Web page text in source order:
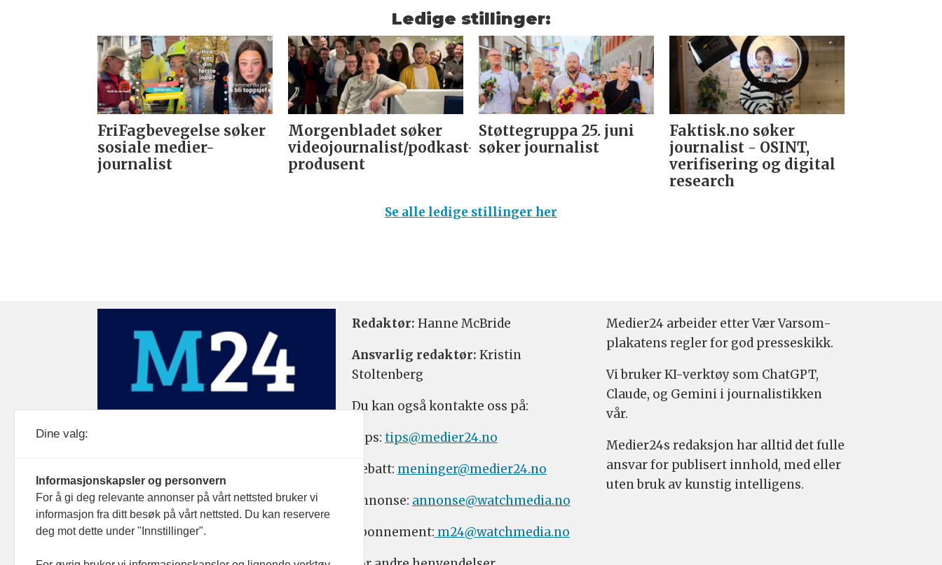
Ledige stillinger:
FriFagbevegelse søker
sosiale medier-
journalist
Morgenbladet søker
videojournalist/podkast-
produsent
Støttegruppa 25. juni
søker journalist
Faktisk.no søker
journalist - OSINT,
verifisering og digital
research­
Se alle ledige stillinger her
Redaktør: Hanne McBride
Ansvarlig redaktør: Kristin
Stoltenberg
Du kan også kontakte oss på:
Tips: tips@medier24.no
Debatt: meninger@medier24.no
Annonse: annonse@watchmedia.no
Abonnement: m24@watchmedia.no
Medier24 arbeider etter Vær Varsom-
plakatens regler for god presseskikk.
Vi bruker KI-verktøy som ChatGPT,
Claude, og Gemini i journalistikken
vår.
Medier24s redaksjon har alltid det fulle
ansvar for publisert innhold, med eller
uten bruk av kunstig intelligens.
Dine valg:
Informasjonskapsler og personvern
For å gi deg relevante annonser på vårt nettsted bruker vi
informasjon fra ditt besøk på vårt nettsted. Du kan reservere
deg mot dette under "Innstillinger".